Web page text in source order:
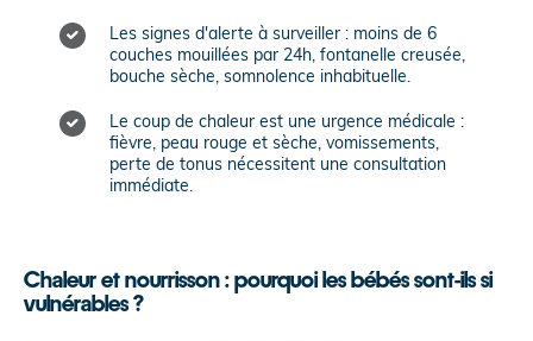
Les signes d'alerte à surveiller : moins de 6
couches mouillées par 24h, fontanelle creusée,
bouche sèche, somnolence inhabituelle.
Le coup de chaleur est une urgence médicale :
fièvre, peau rouge et sèche, vomissements,
perte de tonus nécessitent une consultation
immédiate.
Chaleur et nourrisson : pourquoi les bébés sont-ils si
vulnérables ?